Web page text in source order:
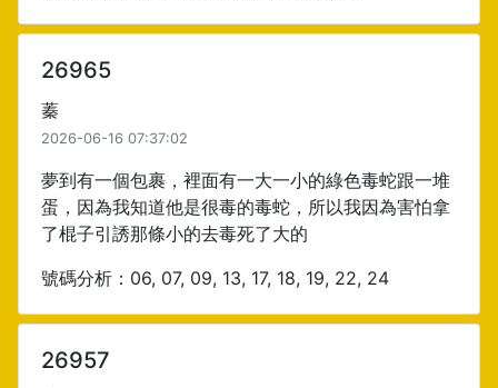
26965
蓁
2026-06-16 07:37:02
夢到有一個包裹，裡面有一大一小的綠色毒蛇跟一堆
蛋，因為我知道他是很毒的毒蛇，所以我因為害怕拿
了棍子引誘那條小的去毒死了大的
號碼分析：06, 07, 09, 13, 17, 18, 19, 22, 24
26957